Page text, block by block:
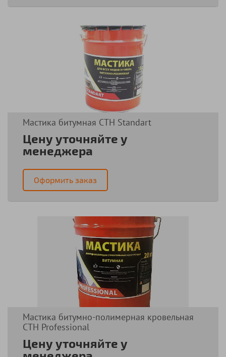
Мастика битумная СТН Standart
Цену уточняйте у
менеджера
Оформить заказ
Мастика битумно-полимерная кровельная
СТН Professional
Цену уточняйте у